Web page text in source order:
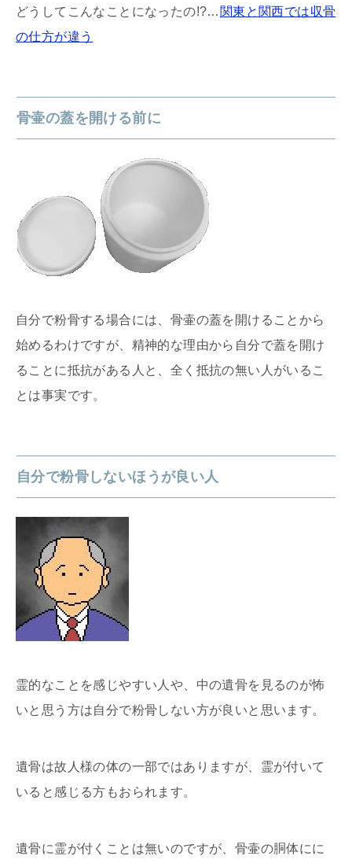
どうしてこんなことになったの!?… 関東と関西では収骨
の仕方が違う
骨壷の蓋を開ける前に
自分で粉骨する場合には、骨壷の蓋を開けることから
始めるわけですが、精神的な理由から自分で蓋を開け
ることに抵抗がある人と、全く抵抗の無い人がいるこ
とは事実です。
自分で粉骨しないほうが良い人
霊的なことを感じやすい人や、中の遺骨を見るのが怖
いと思う方は自分で粉骨しない方が良いと思います。
遺骨は故人様の体の一部ではありますが、霊が付いて
いると感じる方もおられます。
遺骨に霊が付くことは無いのですが、骨壷の胴体にに